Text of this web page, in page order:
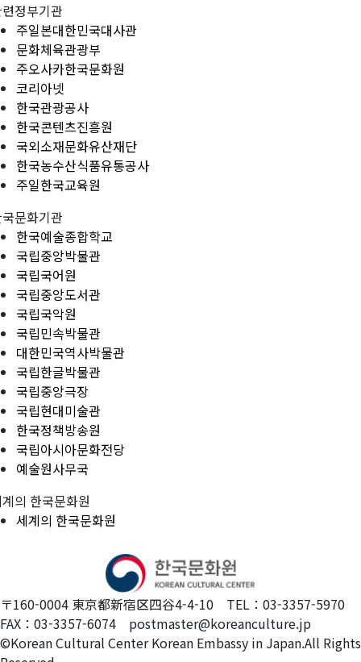
정부기관
주일본대한민국대사관
문화체육관광부
주오사카한국문화원
코리아넷
한국관광공사
한국콘텐츠진흥원
국외소재문화유산재단
한국농수산식품유통공사
주일한국교육원
문화기관
한국예술종합학교
국립중앙박물관
국립국어원
국립중앙도서관
국립국악원
국립민속박물관
대한민국역사박물관
국립한글박물관
국립중앙극장
국립현대미술관
한국정책방송원
국립아시아문화전당
예술원사무국
의 한국문화원
세계의 한국문화원
〒160-0004 東京都新宿区四谷4-4-10 TEL：03-3357-5970
FAX：03-3357-6074 postmaster@koreanculture.jp
©Korean Cultural Center Korean Embassy in Japan.All Rights